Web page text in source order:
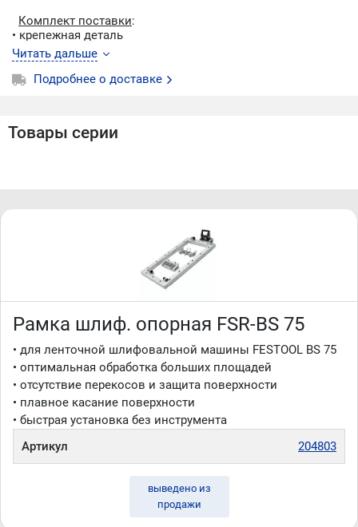
Комплект поставки:
• крепежная деталь
• упаковка картонная коробка
• кол-во 1 шт
Читать дальше
Подробнее о доставке
Товары серии
Рамка шлиф. опорная FSR-BS 75
• для ленточной шлифовальной машины FESTOOL BS 75
• оптимальная обработка больших площадей
• отсутствие перекосов и защита поверхности
• плавное касание поверхности
• быстрая установка без инструмента
Артикул
204803
выведено из
продажи